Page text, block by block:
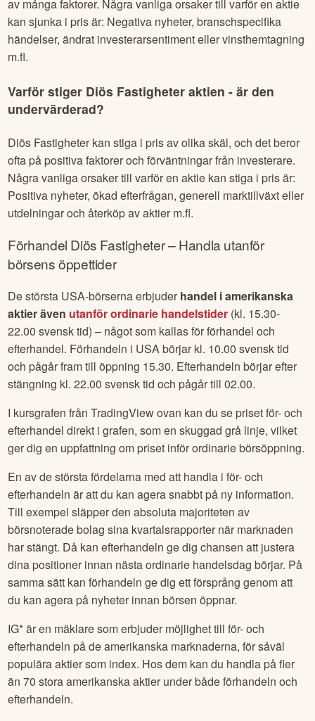
Diös Fastigheter kan sjunka i pris av olika skäl, och det är
viktigt att förstå att aktiemarknaden är komplex och påverkas
av många faktorer. Några vanliga orsaker till varför en aktie
händelser, ändrat investerarsentiment eller vinsthemtagning
m.fl.
Varför stigerDiös Fastigheteraktien - är den
undervärderad?
Diös Fastigheter kan stiga i pris av olika skäl, och det beror
ofta på positiva faktorer och förväntningar från investerare.
Positiva nyheter, ökad efterfrågan, generell marktillväxt eller
utdelningar och återköp av aktier m.fl.
FörhandelDiös Fastigheter– Handla utanför
börsens öppettider
De största USA-börserna erbjuderhandel i amerikanska
aktier ävenutanför ordinarie handelstider(kl. 15.30-
22.00 svensk tid) – något som kallas för förhandel och
och pågår fram till öppning 15.30. Efterhandeln börjar efter
stängning kl. 22.00 svensk tid och pågår till 02.00.
efterhandel direkt i grafen, som en skuggad grå linje, vilket
ger dig en uppfattning om priset inför ordinarie börsöppning.
En av de största fördelarna med att handla i för- och
efterhandeln är att du kan agera snabbt på ny information.
Till exempel släpper den absoluta majoriteten av
börsnoterade bolag sina kvartalsrapporter när marknaden
har stängt. Då kan efterhandeln ge dig chansen att justera
samma sätt kan förhandeln ge dig ett försprång genom att
du kan agera på nyheter innan börsen öppnar.
IG* är en mäklare som erbjuder möjlighet till för- och
efterhandeln på de amerikanska marknaderna, för såväl